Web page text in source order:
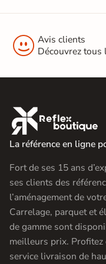
 Avis clients
Découvrez tous

La référence en ligne
Fort de ses 15 ans
ses clients des
l’aménagement de
Carrelage, parquet et
de gamme sont
meilleurs prix. Profitez
service livraison de